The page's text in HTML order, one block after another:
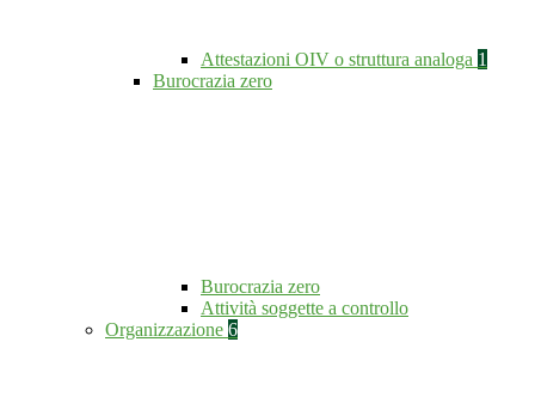
Attestazioni OIV o struttura analoga 1
Burocrazia zero
Burocrazia zero
Attività soggette a controllo
Organizzazione 6